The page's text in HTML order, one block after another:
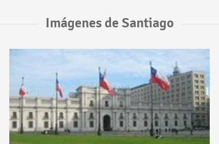
Imágenes de Santiago